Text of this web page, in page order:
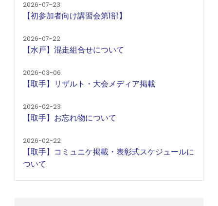
2026-07-23
【初参加者向け講習会第1部】
2026-07-22
【水戸】混走組合せについて
2026-03-06
【取手】リザルト・大会メディア掲載
2026-02-23
【取手】お忘れ物について
2026-02-22
【取手】コミュニケ掲載・表彰式スケジュールに
ついて